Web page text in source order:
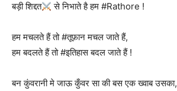
बड़ी शिद्दत
से निभाते है हम #Rathore !
हम मचलते हैं तो #तूफ़ान मचल जाते हैं,
हम बदलते हैं तो #इतिहास बदल जाते हैं !
बन कुंवरानी मे जाऊ कुँवर सा की बस एक ख्वाब उसका,